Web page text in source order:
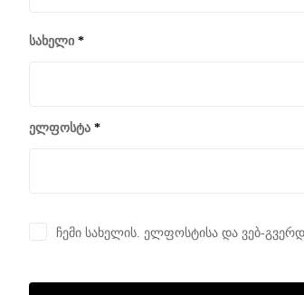
სახელი *
ელფოსტა *
ჩემი სახელის. ელფოსტისა და ვებ-